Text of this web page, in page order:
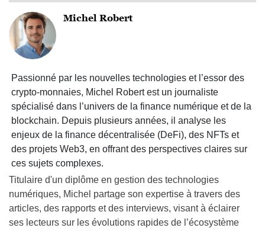
Michel Robert
Passionné par les nouvelles technologies et l’essor des
crypto-monnaies, Michel Robert est un journaliste
spécialisé dans l’univers de la finance numérique et de la
blockchain. Depuis plusieurs années, il analyse les
enjeux de la finance décentralisée (DeFi), des NFTs et
des projets Web3, en offrant des perspectives claires sur
ces sujets complexes.
Titulaire d'un diplôme en gestion des technologies
numériques, Michel partage son expertise à travers des
articles, des rapports et des interviews, visant à éclairer
ses lecteurs sur les évolutions rapides de l’écosystème